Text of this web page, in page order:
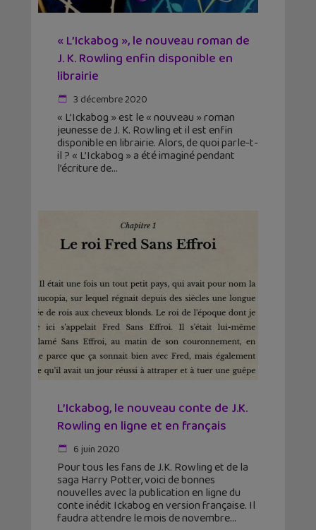
« L’Ickabog », le nouveau roman de
J. K. Rowling enfin disponible en
librairie
3 décembre 2020
« L’Ickabog » est le « nouveau » roman
jeunesse de J. K. Rowling et il est enfin
disponible en librairie. Alors, de quoi parle-t-
il ? « L’Ickabog » a été imaginé pendant
l’écriture de
L’Ickabog, le nouveau conte de J.K.
Rowling en ligne et en français
6 juin 2020
Pour tous les fans de J.K. Rowling et de la
saga Harry Potter, voici de bonnes
nouvelles avec la publication en ligne du
conte inédit Ickabog en version française. Il
faudra attendre le mois de novembre